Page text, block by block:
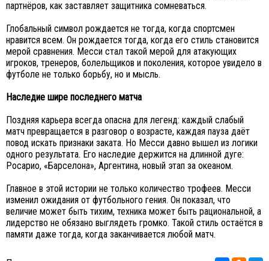
партнёров, как заставляет защитника сомневаться.
Глобальный символ рождается не тогда, когда спортсмен
нравится всем. Он рождается тогда, когда его стиль становится
мерой сравнения. Месси стал такой мерой для атакующих
игроков, тренеров, болельщиков и поколения, которое увидело в
футболе не только борьбу, но и мысль.
Наследие шире последнего матча
Поздняя карьера всегда опасна для легенд: каждый слабый
матч превращается в разговор о возрасте, каждая пауза даёт
повод искать признаки заката. Но Месси давно вышел из логики
одного результата. Его наследие держится на длинной дуге:
Росарио, «Барселона», Аргентина, новый этап за океаном.
Главное в этой истории не только количество трофеев. Месси
изменил ожидания от футбольного гения. Он показал, что
величие может быть тихим, техника может быть рациональной, а
лидерство не обязано выглядеть громко. Такой стиль остаётся в
памяти даже тогда, когда заканчивается любой матч.